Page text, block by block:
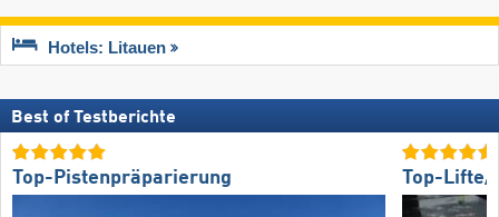
Hotels: Litauen
Best of Testberichte
Top-Pistenpräparierung Top-Lifte/